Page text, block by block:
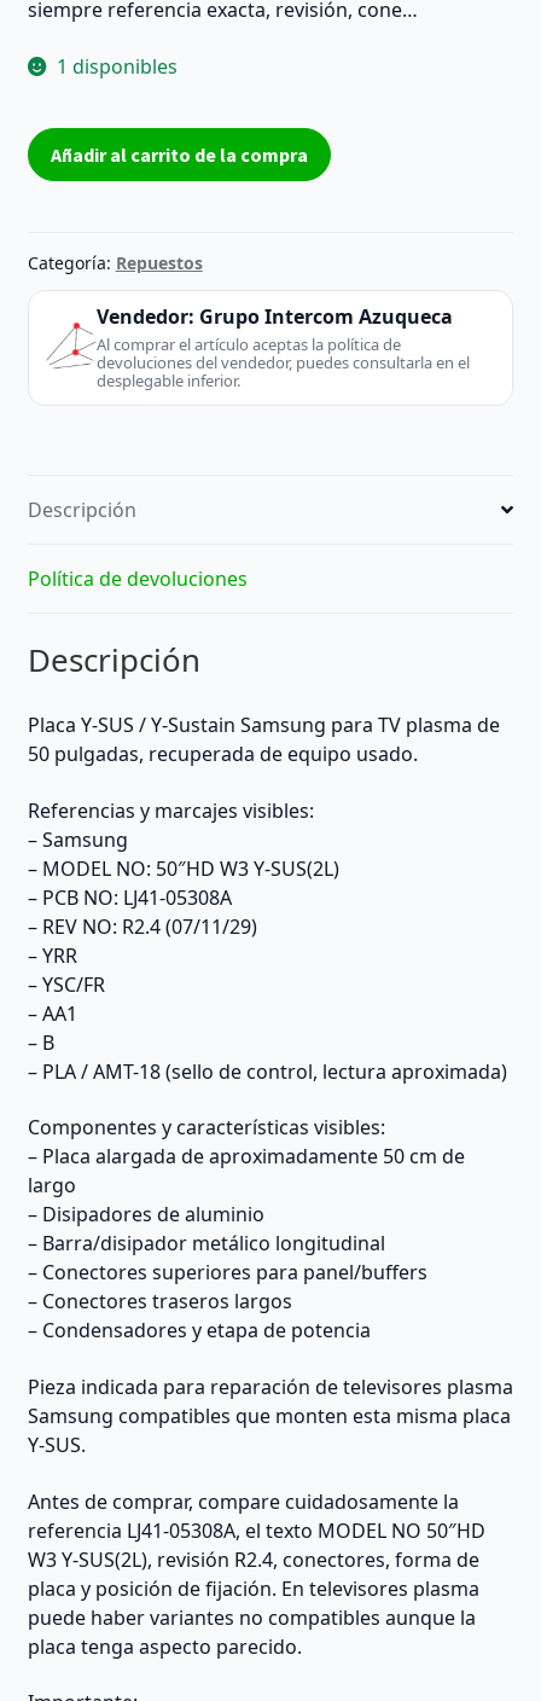
siempre referencia exacta, revisión, cone…
1 disponibles
Placa
Y-
LJ41-
05308A
W3
Reacondicionada
Añadir al carrito de la compra
Categoría: Repuestos
Vendedor: Grupo Intercom Azuqueca
Al comprar el artículo aceptas la política de
devoluciones del vendedor, puedes consultarla en el
desplegable inferior.
Descripción
Política de devoluciones
Descripción
Placa Y-SUS / Y-Sustain Samsung para TV plasma de
50 pulgadas, recuperada de equipo usado.
Referencias y marcajes visibles:
– Samsung
– MODEL NO: 50″HD W3 Y-SUS(2L)
– PCB NO: LJ41-05308A
– REV NO: R2.4 (07/11/29)
– YRR
– YSC/FR
– AA1
– B
– PLA / AMT-18 (sello de control, lectura aproximada)
Componentes y características visibles:
– Placa alargada de aproximadamente 50 cm de
largo
– Disipadores de aluminio
– Barra/disipador metálico longitudinal
– Conectores superiores para panel/buffers
– Conectores traseros largos
– Condensadores y etapa de potencia
Pieza indicada para reparación de televisores plasma
Samsung compatibles que monten esta misma placa
Y-SUS.
Antes de comprar, compare cuidadosamente la
referencia LJ41-05308A, el texto MODEL NO 50″HD
W3 Y-SUS(2L), revisión R2.4, conectores, forma de
placa y posición de fijación. En televisores plasma
puede haber variantes no compatibles aunque la
placa tenga aspecto parecido.